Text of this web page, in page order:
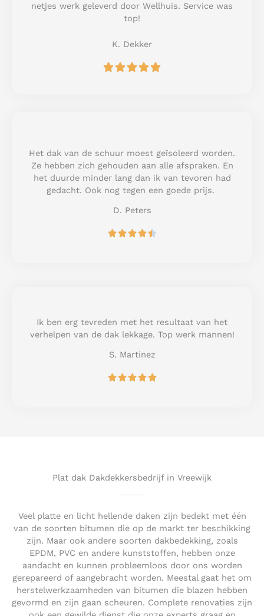
netjes werk geleverd door Wellhuis. Service was
top!
K. Dekker
R
u
t
o
f
Het dak van de schuur moest geïsoleerd worden.
Ze hebben zich gehouden aan alle afspraken. En
het duurde minder lang dan ik van tevoren had
gedacht. Ook nog tegen een goede prijs.
D. Peters

f
Ik ben erg tevreden met het resultaat van het
verhelpen van de dak lekkage. Top werk mannen!
S. Martinez
R
t
Plat dak Dakdekkersbedrijf in Vreewijk
Veel platte en licht hellende daken zijn bedekt met één
van de soorten bitumen die op de markt ter beschikking
zijn. Maar ook andere soorten dakbedekking, zoals
EPDM, PVC en andere kunststoffen, hebben onze
aandacht en kunnen probleemloos door ons worden
gerepareerd of aangebracht worden. Meestal gaat het om
herstelwerkzaamheden van bitumen die blazen hebben
gevormd en zijn gaan scheuren. Complete renovaties zijn